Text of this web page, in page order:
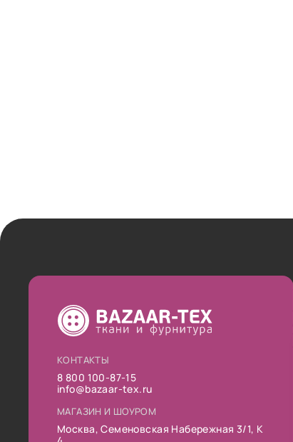
КОНТАКТЫ
8 800 100-87-15
info@bazaar-tex.ru
МАГАЗИН И ШОУРОМ
Москва, Семеновская Набережная 3/1, К